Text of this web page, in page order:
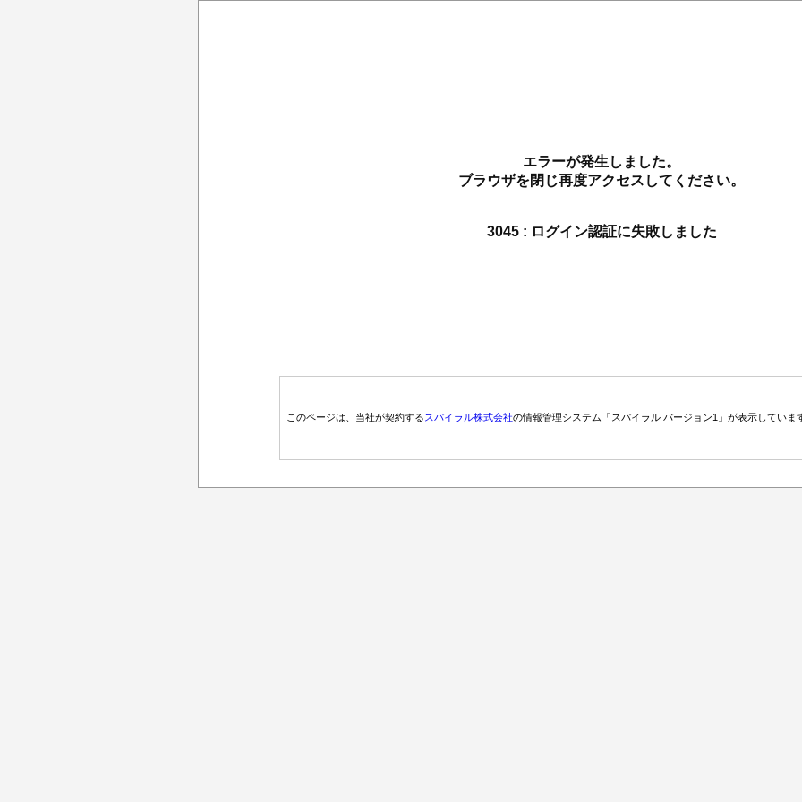
エラーが発生しました。
ブラウザを閉じ再度アクセスしてください。
3045 : ログイン認証に失敗しました
このページは、当社が契約するスパイラル株式会社の情報管理システム「スパイラル バージョン1」が表示していま